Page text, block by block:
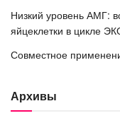
Низкий уровень АМГ:
яйцеклетки в цикле
Совместное
Архивы